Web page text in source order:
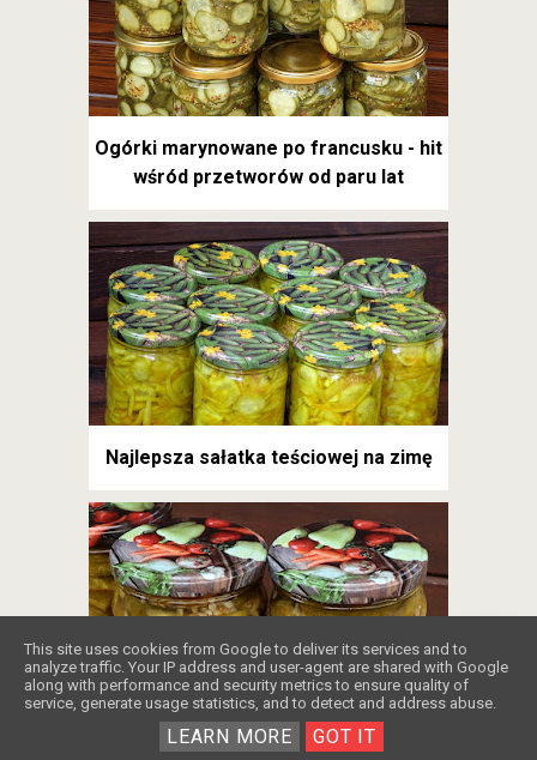
Ogórki marynowane po francusku - hit
wśród przetworów od paru lat
Najlepsza sałatka teściowej na zimę
Krokodylki - ulubione ogóreczki do
This site uses cookies from Google to deliver its services and to
analyze traffic. Your IP address and user-agent are shared with Google
along with performance and security metrics to ensure quality of
service, generate usage statistics, and to detect and address abuse.
LEARN MORE GOT IT